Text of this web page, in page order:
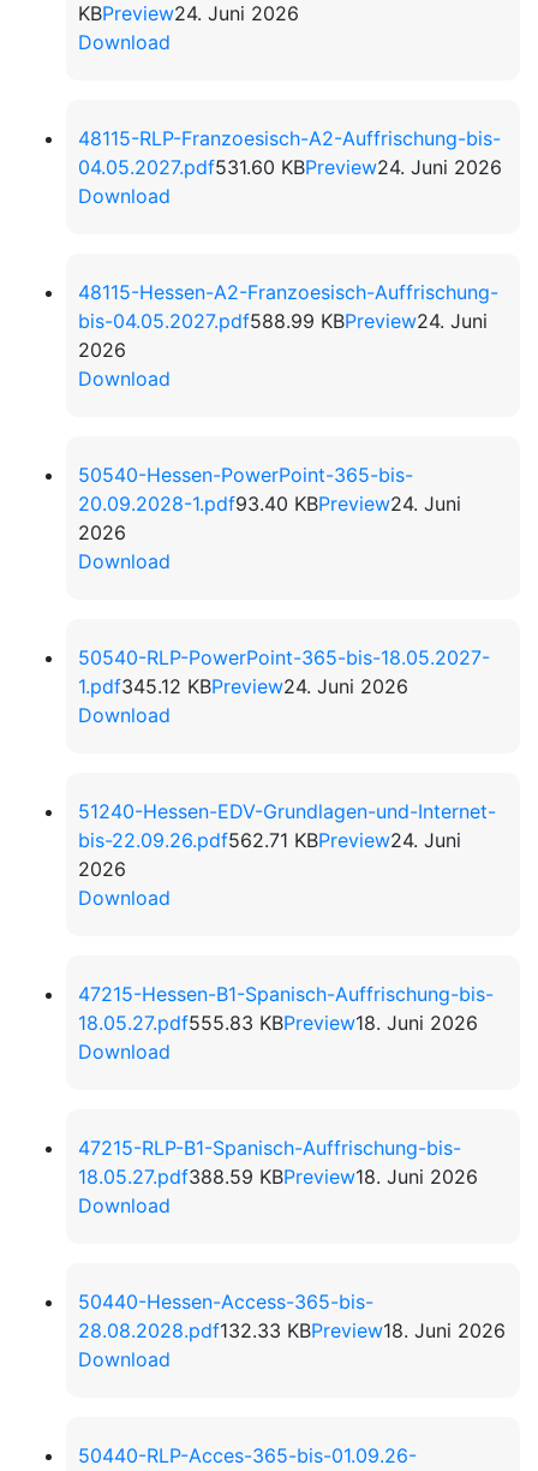
KBPreview24. Juni 2026
Download
48115-RLP-Franzoesisch-A2-Auffrischung-bis-
04.05.2027.pdf531.60 KBPreview24. Juni 2026
Download
48115-Hessen-A2-Franzoesisch-Auffrischung-
bis-04.05.2027.pdf588.99 KBPreview24. Juni
2026
Download
50540-Hessen-PowerPoint-365-bis-
20.09.2028-1.pdf93.40 KBPreview24. Juni
2026
Download
50540-RLP-PowerPoint-365-bis-18.05.2027-
1.pdf345.12 KBPreview24. Juni 2026
Download
51240-Hessen-EDV-Grundlagen-und-Internet-
bis-22.09.26.pdf562.71 KBPreview24. Juni
2026
Download
47215-Hessen-B1-Spanisch-Auffrischung-bis-
18.05.27.pdf555.83 KBPreview18. Juni 2026
Download
47215-RLP-B1-Spanisch-Auffrischung-bis-
18.05.27.pdf388.59 KBPreview18. Juni 2026
Download
50440-Hessen-Access-365-bis-
28.08.2028.pdf132.33 KBPreview18. Juni 2026
Download
50440-RLP-Acces-365-bis-01.09.26-